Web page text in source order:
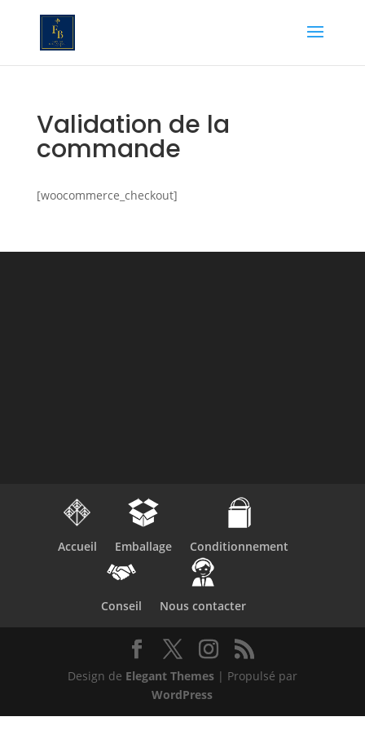
Validation de la
commande
[woocommerce_checkout]
Accueil Emballage Conditionnement
Conseil Nous contacter
Design de Elegant Themes| Propulsé par
WordPress